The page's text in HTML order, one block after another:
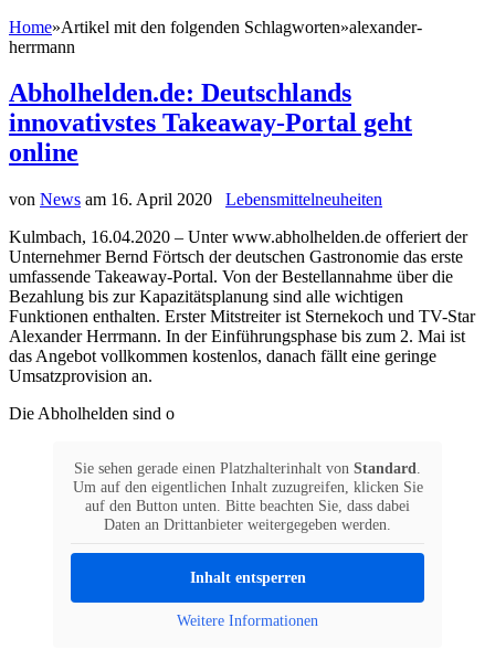
Home»Artikel mit den folgenden Schlagworten»alexander-
herrmann
Abholhelden.de: Deutschlands
innovativstes Takeaway-Portal geht
online
von News am 16. April 2020
Lebensmittelneuheiten
Kulmbach, 16.04.2020 – Unter www.abholhelden.de offeriert der
Unternehmer Bernd Förtsch der deutschen Gastronomie das erste
umfassende Takeaway-Portal. Von der Bestellannahme über die
Bezahlung bis zur Kapazitätsplanung sind alle wichtigen
Funktionen enthalten. Erster Mitstreiter ist Sternekoch und TV-Star
Alexander Herrmann. In der Einführungsphase bis zum 2. Mai ist
das Angebot vollkommen kostenlos, danach fällt eine geringe
Umsatzprovision an.
Die Abholhelden sind o
Sie sehen gerade einen Platzhalterinhalt von Standard.
Um auf den eigentlichen Inhalt zuzugreifen, klicken Sie
auf den Button unten. Bitte beachten Sie, dass dabei
Daten an Drittanbieter weitergegeben werden.
Inhalt entsperren
Weitere Informationen